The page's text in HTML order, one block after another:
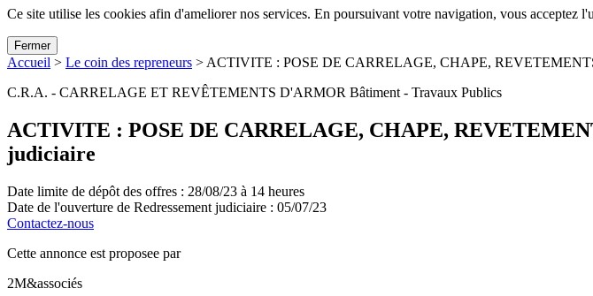
Ce site utilise les cookies afin d'ameliorer nos services. En poursuivant votre navigation, vous acceptez
Fermer
Accueil > Le coin des repreneurs > ACTIVITE : POSE DE CARRELAGE, CHAPE, REVETEMENTS
C.R.A. - CARRELAGE ET REVÊTEMENTS D'ARMOR Bâtiment - Travaux Publics
ACTIVITE : POSE DE CARRELAGE, CHAPE,
judiciaire
Date limite de dépôt des offres : 28/08/23 à 14 heures
Date de l'ouverture de Redressement judiciaire : 05/07/23
Contactez-nous
Cette annonce est proposee par
2M&associés